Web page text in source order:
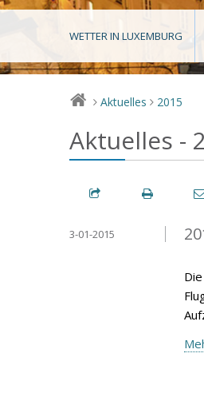
WETTER IN LUXEMBURG
> Aktuelles > 2015
Aktuelles -
3-01-2015